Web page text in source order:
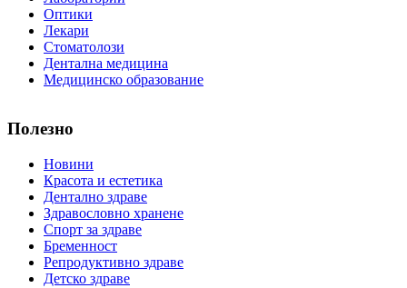
Оптики
Лекари
Стоматолози
Дентална медицина
Медицинско образование
Полезно
Новини
Красота и естетика
Дентално здраве
Здравословно хранене
Спорт за здраве
Бременност
Репродуктивно здраве
Детско здраве